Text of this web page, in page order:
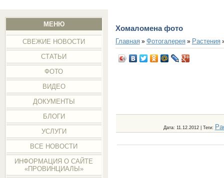
МЕНЮ
СВЕЖИЕ НОВОСТИ
СТАТЬИ
ФОТО
ВИДЕО
ДОКУМЕНТЫ
БЛОГИ
УСЛУГИ
ВСЕ НОВОСТИ
ИНФОРМАЦИЯ О САЙТЕ
«ПРОВИНЦИАЛЫ»
Хомаломена фото
Главная» Фотогалерея» Растения
Дата: 11.12.2012 | Теги: